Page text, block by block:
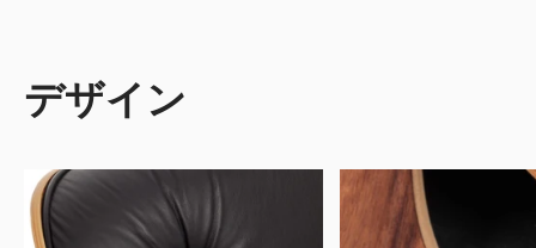
デザイン